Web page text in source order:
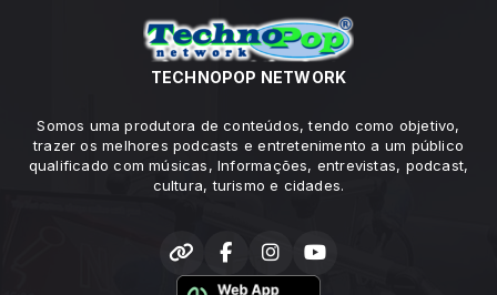
TECHNOPOP NETWORK
Somos uma produtora de conteúdos, tendo como objetivo,
trazer os melhores podcasts e entretenimento a um público
qualificado com músicas, Informações, entrevistas, podcast,
cultura, turismo e cidades.